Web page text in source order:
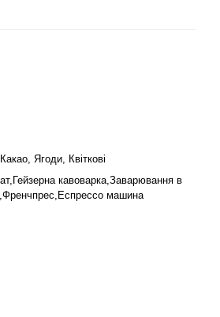
Ягоди, Квіткові
кавоварка,Заварювання в
машина